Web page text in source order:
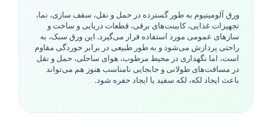
ورق آلومینیوم به طور گسترده در حمل و نقل، سقف سازی، نما،
تجهیزات غذایی، کابینت‌های برقی، قطعات دریایی و ساخت و
سازهای عمومی مورد استفاده قرار می‌گیرد. این ورق سبک، به
راحتی پردازش می‌شود و به طور طبیعی در برابر خوردگی مقاوم
است، اما نگهداری در محیط مرطوب، هوای ساحلی، حمل و نقل
در مسافت‌های طولانی و جابجایی نامناسب هنوز هم می‌تواند
باعث ایجاد لکه، لکه سفید یا ایجاد حفره شود.